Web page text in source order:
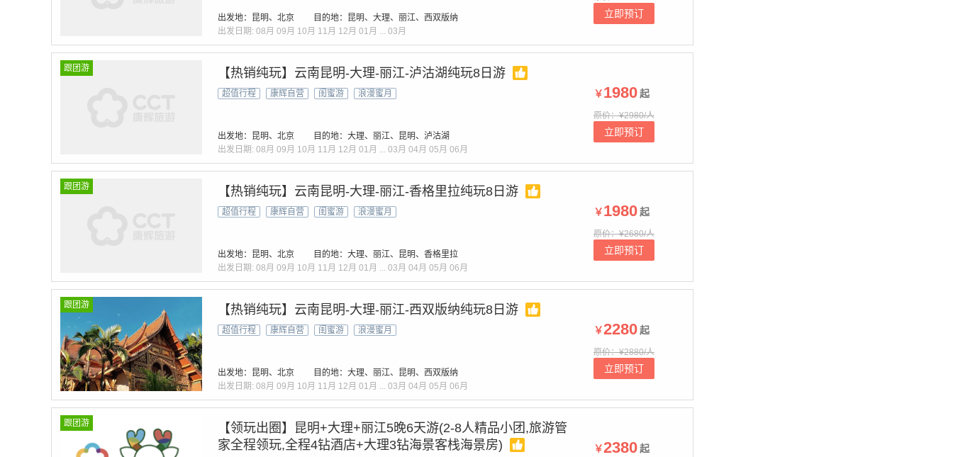
出发地：昆明、北京
目的地：昆明、大理、丽江、西双版纳
出发日期: 08月 09月 10月 11月 12月 01月 ... 03月
立即预订
跟团游 【热销纯玩】云南昆明-大理-丽江-泸沽湖纯玩8日游
超值行程 康辉自营 闺蜜游 浪漫蜜月
出发地：昆明、北京
目的地：大理、丽江、昆明、泸沽湖
出发日期: 08月 09月 10月 11月 12月 01月 ... 03月 04月 05月 06月
￥1980起
原价：¥2980/人
立即预订
跟团游 【热销纯玩】云南昆明-大理-丽江-香格里拉纯玩8日游
超值行程 康辉自营 闺蜜游 浪漫蜜月
出发地：昆明、北京
目的地：大理、丽江、昆明、香格里拉
出发日期: 08月 09月 10月 11月 12月 01月 ... 03月 04月 05月 06月
￥1980起
原价：¥2680/人
立即预订
跟团游 【热销纯玩】云南昆明-大理-丽江-西双版纳纯玩8日游
超值行程 康辉自营 闺蜜游 浪漫蜜月
出发地：昆明、北京
目的地：大理、丽江、昆明、西双版纳
出发日期: 08月 09月 10月 11月 12月 01月 ... 03月 04月 05月 06月
￥2280起
原价：¥2880/人
立即预订
跟团游
【领玩出圈】昆明+大理+丽江5晚6天游(2-8人精品小团,旅游管
家全程领玩,全程4钻酒店+大理3钻海景客栈海景房)
￥2380起